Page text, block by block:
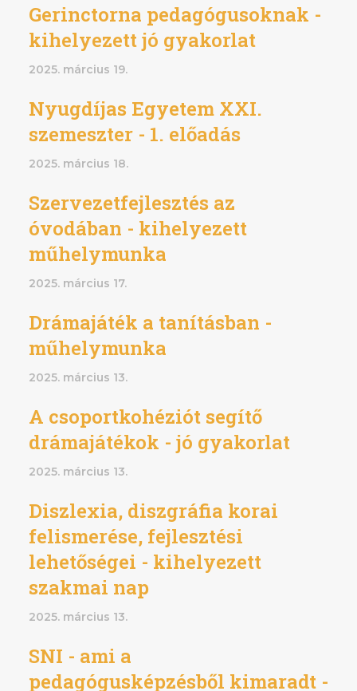
Gerinctorna pedagógusoknak -
kihelyezett jó gyakorlat
2025. március 19.
Nyugdíjas Egyetem XXI.
szemeszter - 1. előadás
2025. március 18.
Szervezetfejlesztés az
óvodában - kihelyezett
műhelymunka
2025. március 17.
Drámajáték a tanításban -
műhelymunka
2025. március 13.
A csoportkohéziót segítő
drámajátékok - jó gyakorlat
2025. március 13.
Diszlexia, diszgráfia korai
felismerése, fejlesztési
lehetőségei - kihelyezett
szakmai nap
2025. március 13.
SNI - ami a
pedagógusképzésből kimaradt -